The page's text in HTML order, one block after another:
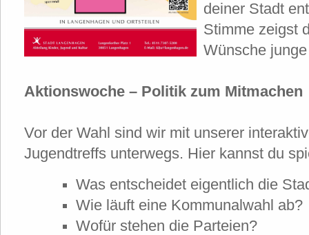
deiner Stadt
Stimme zeigst
Wünsche
Aktionswoche – Politik zum Mitmachen
Vor der Wahl sind wir mit unserer
Jugendtreffs unterwegs. Hier kannst du
Was entscheidet eigentlich die
Wie läuft eine Kommunalwahl ab?
Wofür stehen die Parteien?